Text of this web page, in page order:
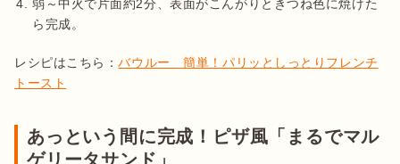
弱～中火で片面約2分、表面がこんがりときつね色に焼けた
ら完成。
レシピはこちら：バウルー　簡単！パリッとしっとりフレンチ
トースト
あっという間に完成！ピザ風「まるでマル
ゲリータサンド」